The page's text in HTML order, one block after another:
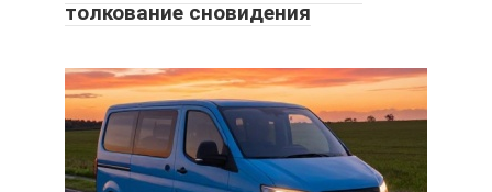
толкование сновидения